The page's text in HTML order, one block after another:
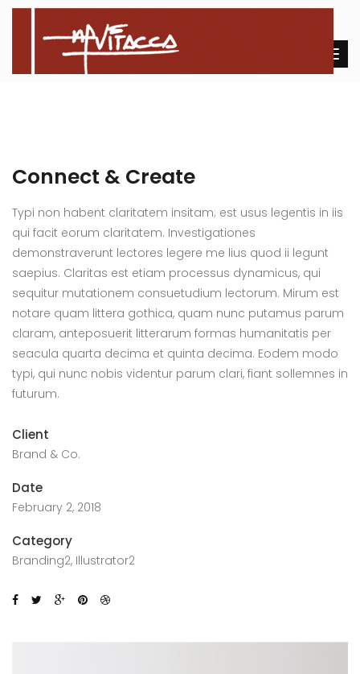
Connect & Create
Typi non habent claritatem insitam; est usus legentis in iis
qui facit eorum claritatem. Investigationes
demonstraverunt lectores legere me lius quod ii legunt
saepius. Claritas est etiam processus dynamicus, qui
sequitur mutationem consuetudium lectorum. Mirum est
notare quam littera gothica, quam nunc putamus parum
claram, anteposuerit litterarum formas humanitatis per
seacula quarta decima et quinta decima. Eodem modo
typi, qui nunc nobis videntur parum clari, fiant sollemnes in
futurum.
Client
Brand & Co.
Date
February 2, 2018
Category
Branding2, Illustrator2